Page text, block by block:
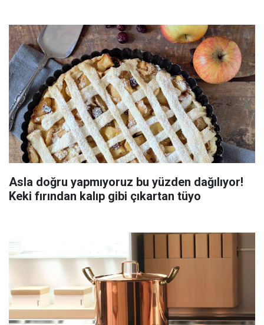
Asla doğru yapmıyoruz bu yüzden dağılıyor!
Keki fırından kalıp gibi çıkartan tüyo